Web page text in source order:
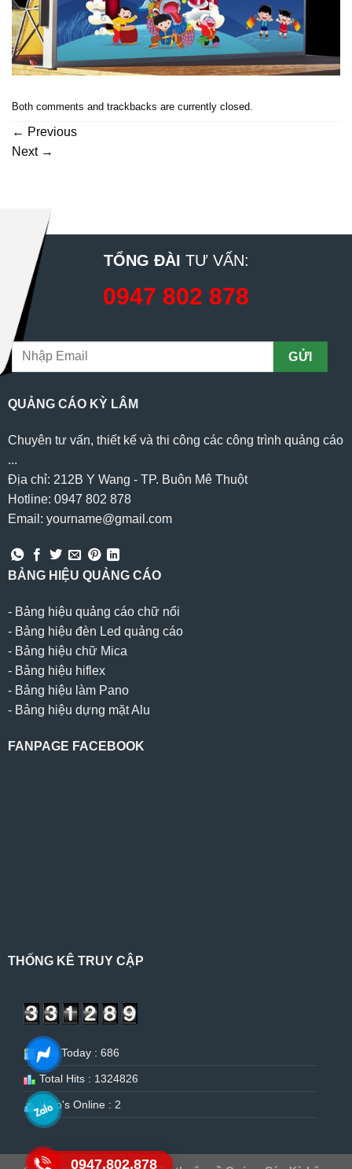
Both comments and trackbacks are currently closed.
← Previous
Next →
TỔNG ĐÀI TƯ VẤN:
0947 802 878
QUẢNG CÁO KỲ LÂM
Chuyên tư vấn, thiết kế và thi công các công trình quảng cáo
...
Địa chỉ: 212B Y Wang - TP. Buôn Mê Thuột
Hotline: 0947 802 878
Email: yourname@gmail.com
BẢNG HIỆU QUẢNG CÁO
- Bảng hiệu quảng cáo chữ nổi
- Bảng hiệu đèn Led quảng cáo
- Bảng hiệu chữ Mica
- Bảng hiệu hiflex
- Bảng hiệu làm Pano
- Bảng hiệu dựng mặt Alu
FANPAGE FACEBOOK
THỐNG KÊ TRUY CẬP
Hits Today : 686
Total Hits : 1324826
Who's Online : 2
0947.802.878